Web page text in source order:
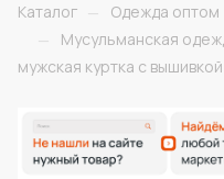
Каталог — Одежда оптом
—
Мусульманская
мужская куртка с